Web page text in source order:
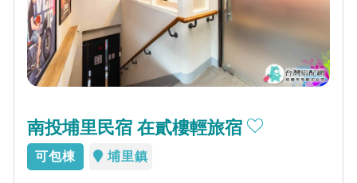
南投埔里民宿 在貳樓輕旅宿
可包棟 埔里鎮